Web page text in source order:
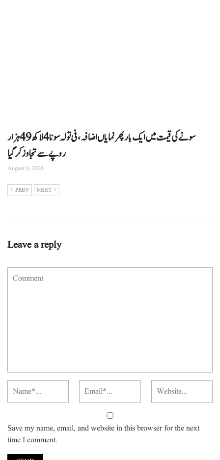
سونے کی قیمت میں ایک بار پھر نمایاں اضافہ، فی تولہ سونا 4 لاکھ 49 ہزار
روپے سے تجاوز کرگیا
August 6, 2026
PREV NEXT
Leave a reply
Save my name, email, and website in this browser for the next
time I comment.